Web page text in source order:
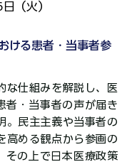
（火）
ける患者・当事者参
な仕組みを解説し、医
者・当事者の声が届き
。民主主義や当事者の
高める観点から参画の
その上で日本医療政策